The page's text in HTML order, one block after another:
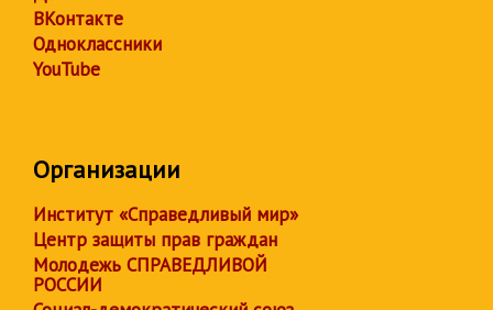
ВКонтакте
Одноклассники
YouTube
Организации
Институт «Справедливый мир»
Центр защиты прав граждан
Молодежь СПРАВЕДЛИВОЙ
РОССИИ